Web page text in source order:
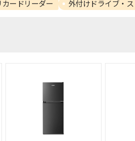
ードリーダー 外付けドライブ・